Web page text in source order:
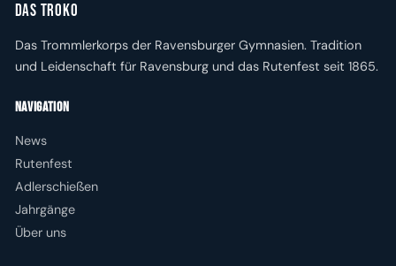
Das Troko
Das Trommlerkorps der Ravensburger Gymnasien. Tradition
und Leidenschaft für Ravensburg und das Rutenfest seit 1865.
Navigation
News
Rutenfest
Adlerschießen
Jahrgänge
Über uns